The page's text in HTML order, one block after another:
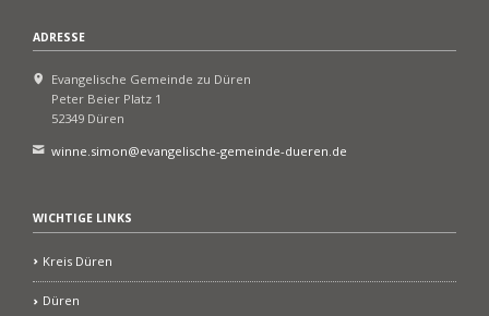
ADRESSE
Evangelische Gemeinde zu Düren
Peter Beier Platz 1
52349 Düren
winne.simon@evangelische-gemeinde-dueren.de
WICHTIGE LINKS
Kreis Düren
Düren